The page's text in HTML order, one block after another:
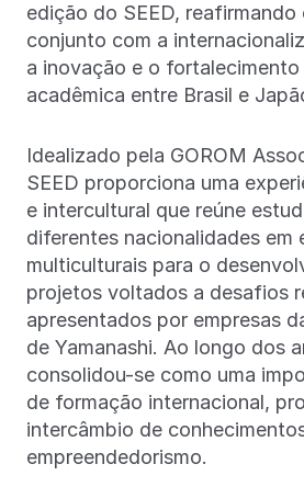
edição do SEED,
conjunto com a
a inovação e o
acadêmica entre Brasil e
Idealizado pela GOROM
SEED proporciona uma
e intercultural que reúne
diferentes nacionalidades em
multiculturais para o
projetos voltados a desafios
apresentados por empresas
de Yamanashi. Ao longo dos
consolidou-se como uma
de formação internacional,
intercâmbio de
empreendedorismo.